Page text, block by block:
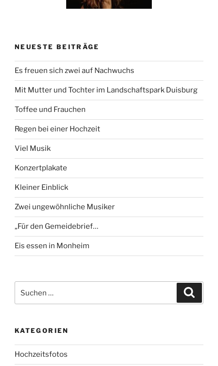
NEUESTE BEITRÄGE
Es freuen sich zwei auf Nachwuchs
Mit Mutter und Tochter im Landschaftspark Duisburg
Toffee und Frauchen
Regen bei einer Hochzeit
Viel Musik
Konzertplakate
Kleiner Einblick
Zwei ungewöhnliche Musiker
„Für den Gemeidebrief…
Eis essen in Monheim
nach:
KATEGORIEN
Hochzeitsfotos